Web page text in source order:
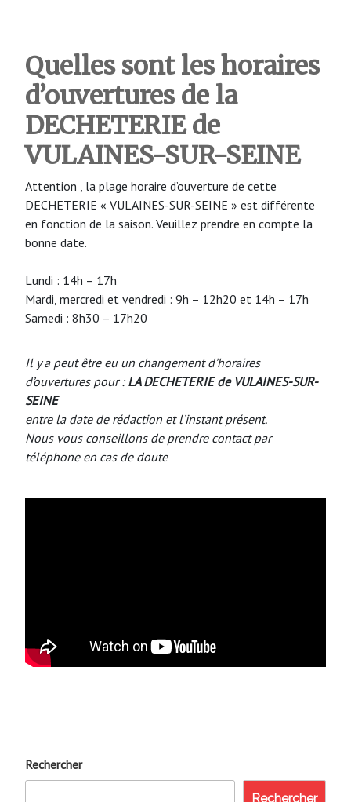
Quelles sont les horaires
d’ouvertures de la
DECHETERIE de
VULAINES-SUR-SEINE
Attention , la plage horaire d’ouverture de cette
DECHETERIE « VULAINES-SUR-SEINE » est différente
en fonction de la saison. Veuillez prendre en compte la
bonne date.
Lundi : 14h – 17h
Mardi, mercredi et vendredi : 9h – 12h20 et 14h – 17h
Samedi : 8h30 – 17h20
Il y a peut être eu un changement d’horaires
d’ouvertures pour : LA DECHETERIE de VULAINES-SUR-
SEINE
entre la date de rédaction et l’instant présent.
Nous vous conseillons de prendre contact par
téléphone en cas de doute
Rechercher
Rechercher